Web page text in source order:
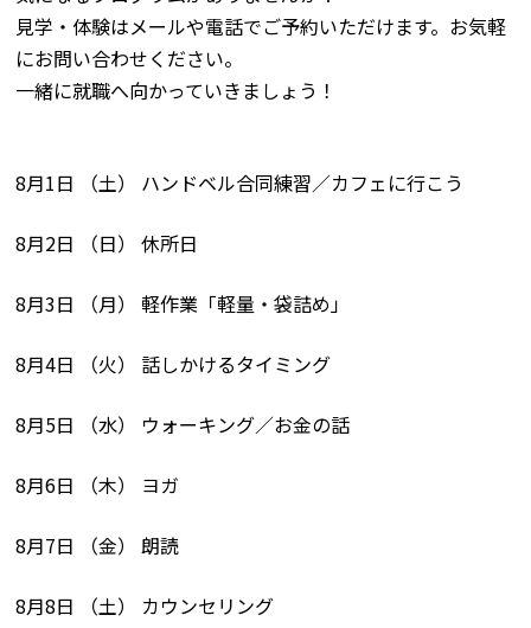
見学・体験はメールや電話でご予約いただけます。お気軽
にお問い合わせください。
一緒に就職へ向かっていきましょう！
8月1日 （土） ハンドベル合同練習／カフェに行こう
8月2日 （日） 休所日
8月3日 （月） 軽作業「軽量・袋詰め」
8月4日 （火） 話しかけるタイミング
8月5日 （水） ウォーキング／お金の話
8月6日 （木） ヨガ
8月7日 （金） 朗読
8月8日 （土） カウンセリング